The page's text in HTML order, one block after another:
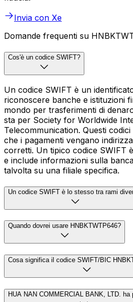
Invia con Xe
Domande frequenti su
Cos'è un codice SWIFT?
Un codice SWIFT è un
riconoscere banche e istituzioni
mondo per trasferimenti di
sta per Society for Worldwide
Telecommunication. Questi
che i pagamenti vengano
corretti. Un tipico codice SWIFT
e include informazioni sulla
talvolta su una filiale specifica.
Un codice SWIFT è lo stesso tra rami
Quando dovrei usare HNBKTWTP646?
Cosa significa il codice SWIFT/BIC
HUA NAN COMMERCIAL BANK, LTD. ha